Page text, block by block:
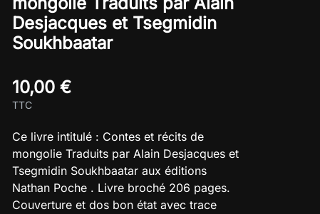
Desjacques et Tsegmidin
Soukhbaatar
10,00 €
TTC
Ce livre intitulé : Contes et récits de
mongolie Traduits par Alain Desjacques et
Tsegmidin Soukhbaatar aux éditions
Nathan Poche . Livre broché 206 pages.
Couverture et dos bon état avec trace